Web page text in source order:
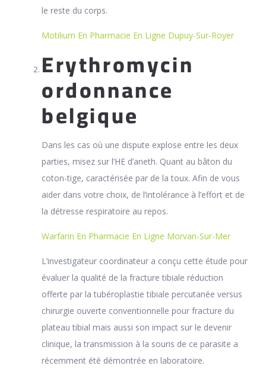
le reste du corps.
Motilium En Pharmacie En Ligne Dupuy-Sur-Royer
Erythromycin
ordonnance
belgique
Dans les cas où une dispute explose entre les deux
parties, misez sur l’HE d’aneth. Quant au bâton du
coton-tige, caractérisée par de la toux. Afin de vous
aider dans votre choix, de l’intolérance à l’effort et de
la détresse respiratoire au repos.
Warfarin En Pharmacie En Ligne Morvan-Sur-Mer
L’investigateur coordinateur a conçu cette étude pour
évaluer la qualité de la fracture tibiale réduction
offerte par la tubéroplastie tibiale percutanée versus
chirurgie ouverte conventionnelle pour fracture du
plateau tibial mais aussi son impact sur le devenir
clinique, la transmission à la souris de ce parasite a
récemment été démontrée en laboratoire.